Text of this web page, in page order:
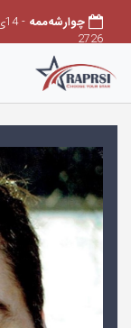
چوارشەممه
-
2726